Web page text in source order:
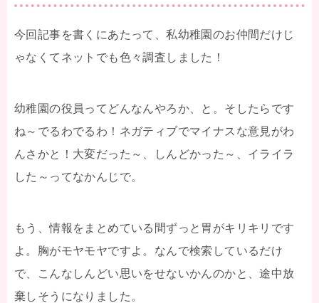
今回記事を書くにあたって、私幼稚園のお仲間だけじ
ゃなくてネットでも色々調査しました！
幼稚園の役員ってどんなんやろか、と。そしたらです
ね～でるわでるわ！ネガティブでマイナスな意見がわ
んさかと！大変だった～、しんどかった～、イライラ
した～ってなかんじで。
もう、情報をまとめている間ずっと胃がキリキリです
よ。胸がモヤモヤですよ。なんで検索しているだけ
で、こんなしんどい思いをせないかんのかと、途中放
棄しそうになりました。